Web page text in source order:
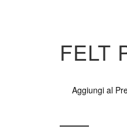
FELT
Aggiungi al